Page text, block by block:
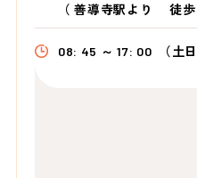
（善導寺駅より 徒
08: 45 ～ 17: 00 （土